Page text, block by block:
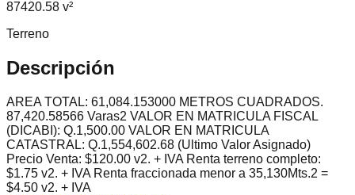
87420.58 v²
Terreno
Descripción
AREA TOTAL: 61,084.153000 METROS CUADRADOS.
87,420.58566 Varas2 VALOR EN MATRICULA FISCAL
(DICABI): Q.1,500.00 VALOR EN MATRICULA
CATASTRAL: Q.1,554,602.68 (Ultimo Valor Asignado)
Precio Venta: $120.00 v2. + IVA Renta terreno completo:
$1.75 v2. + IVA Renta fraccionada menor a 35,130Mts.2 =
$4.50 v2. + IVA